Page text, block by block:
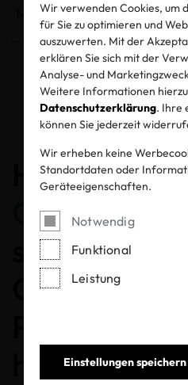
Wir verwenden Cookies, um
für Sie zu optimieren und
auszuwerten. Mit der
erklären Sie sich mit der
Analyse- und
Weitere Informationen
Datenschutzerklärung. Ihre
können Sie jederzeit
Wir erheben keine
Standortdaten oder
Geräteeigenschaften.
Notwendig
Funktional
Leistung
Einstellungen speichern
Entzogene
Herzlichen
Glückwunsch
sich für ein
GREEN
Produkt
haben.